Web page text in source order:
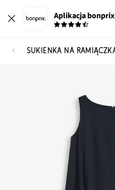
Aplikacja bonprix